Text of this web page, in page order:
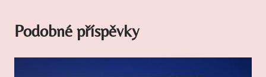
Podobné příspěvky